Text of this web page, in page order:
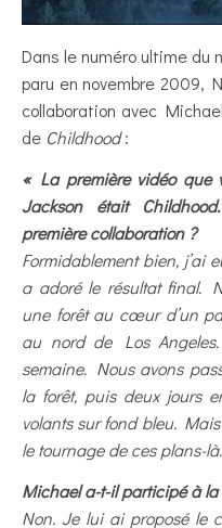
Dans le numéro ultime du
paru en novembre 2009,
collaboration avec
de Childhood:
« La première vidéo que
Jackson était
première collaboration ?
Formidablement bien,
a adoré le résultat final.
une forêt au cœur d’un
au nord de Los
semaine. Nous avons
la forêt, puis deux jours
volants sur fond bleu.
le tournage de ces plans-là.
Michael a-t-il participé à
Non. Je lui ai proposé le